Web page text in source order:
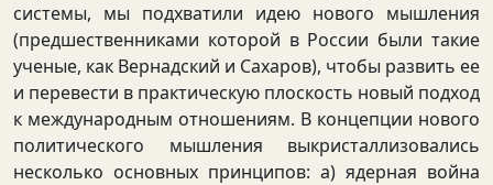
системы, мы подхватили идею нового мышления
(предшественниками которой в России были такие
ученые, как Вернадский и Сахаров), чтобы развить ее
и перевести в практическую плоскость новый подход
к международным отношениям. В концепции нового
политического мышления выкристаллизовались
несколько основных принципов: а) ядерная война